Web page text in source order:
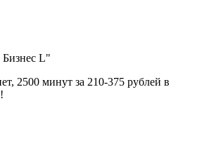
L"
2500 минут за 210-375 рублей в